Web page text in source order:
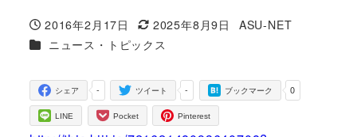
投稿日
2016年2月17日
更新日
2025年8月9日
著
ASU-NET
カテゴリー
ニュース・トピックス
-
シェア -
ツイート 0
ブックマーク
LINE Pocket Pinterest